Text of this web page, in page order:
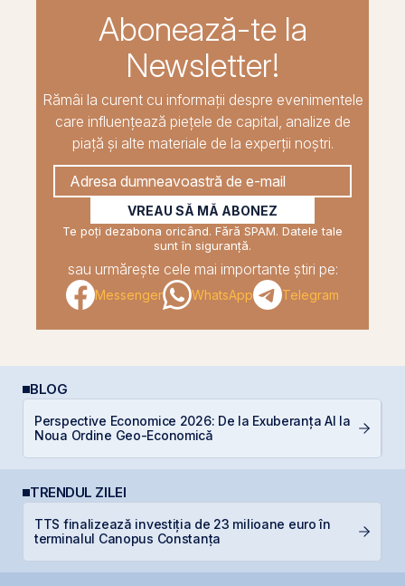
Abonează-te la
Newsletter!
Rămâi la curent cu informații despre evenimentele
care influențează piețele de capital, analize de
piață și alte materiale de la experții noștri.
VREAU SĂ MĂ ABONEZ
Te poți dezabona oricând. Fără SPAM. Datele tale
sunt în siguranță.
sau urmărește cele mai importante știri pe:
Messenger WhatsApp Telegram
BLOG
Perspective Economice 2026: De la Exuberanța AI la
Noua Ordine Geo-Economică
TRENDUL ZILEI
TTS finalizează investiția de 23 milioane euro în
terminalul Canopus Constanța